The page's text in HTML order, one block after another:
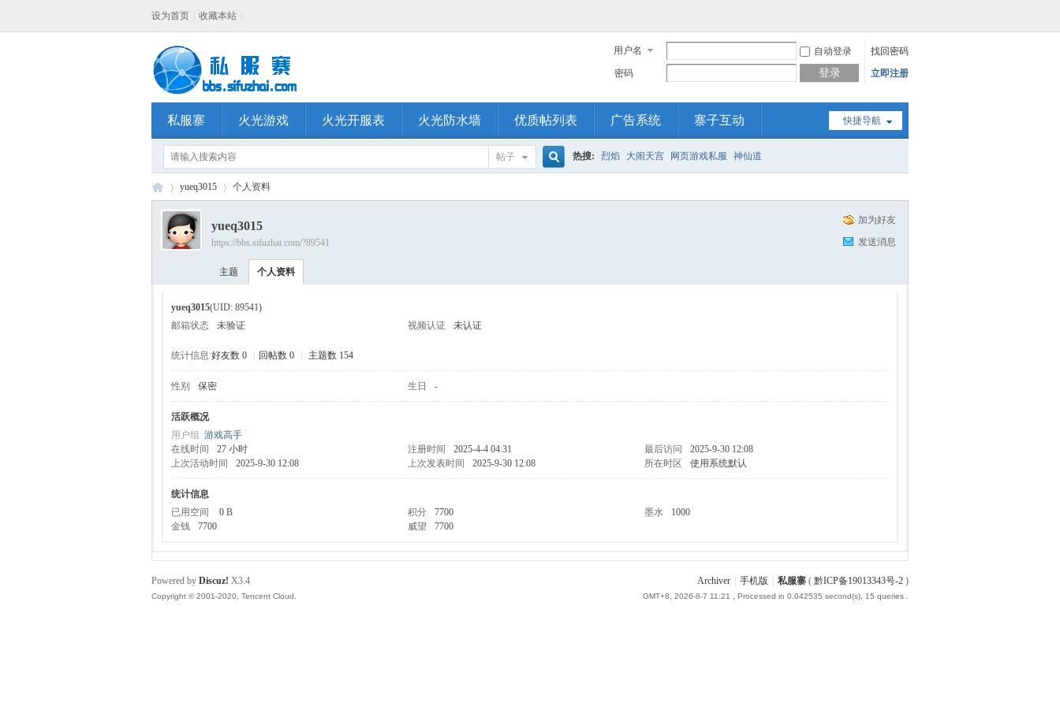
设为首页 收藏本站
用户名 自动登录
找回密码
密码
登录 立即注册
快捷导航
私服寨 火光游戏 火光开服表 火光防水墙 优质帖列表 广告系统 寨子互动
帖子 热搜: 烈焰 大闹天宫 网页游戏私服 神仙道
yueq3015 个人资料
加为好友
发送消息
yueq3015
https://bbs.sifuzhai.com/?89541
主题 个人资料
yueq3015(UID: 89541)
邮箱状态
未验证 视频认证 未认证
统计信息 好友数 0 回帖数 0 主题数 154
性别 保密 生日 -
活跃概况
用户组 游戏高手
在线时间
27 小时 注册时间 2025-4-4 04:31 最后访问
2025-9-30 12:08
上次活动时间
2025-9-30 12:08 上次发表时间 2025-9-30 12:08 所在时区 使用系统默认
统计信息
已用空间
0 B 积分 7700 墨水
1000
金钱
7700 威望 7700
Archiver 手机版 私服寨 ( 黔ICP备19013343号-2 )
GMT+8, 2026-8-7 11:21 , Processed in 0.042535 second(s), 15 queries .
Powered by Discuz! X3.4
Copyright © 2001-2020, Tencent Cloud.